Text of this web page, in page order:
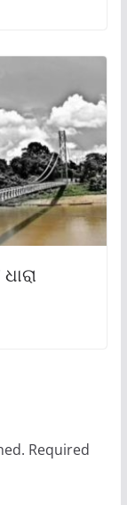
Required